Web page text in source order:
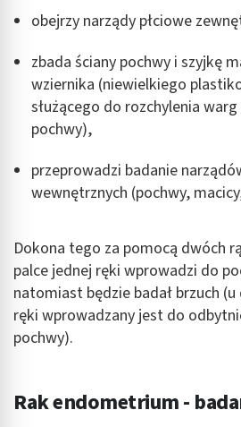
obejrzy narządy płciowe
zbada ściany pochwy i szyjkę
wziernika (niewielkiego
służącego do rozchylenia
pochwy),
przeprowadzi badanie
wewnętrznych (pochwy,
Dokona tego za pomocą dwóch
palce jednej ręki wprowadzi do
natomiast będzie badał brzuch
ręki wprowadzany jest do
pochwy).
Rak endometrium -